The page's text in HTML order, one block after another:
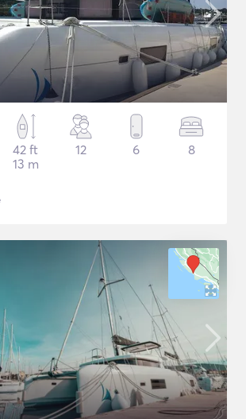
42 ft
13 m
12 6 8